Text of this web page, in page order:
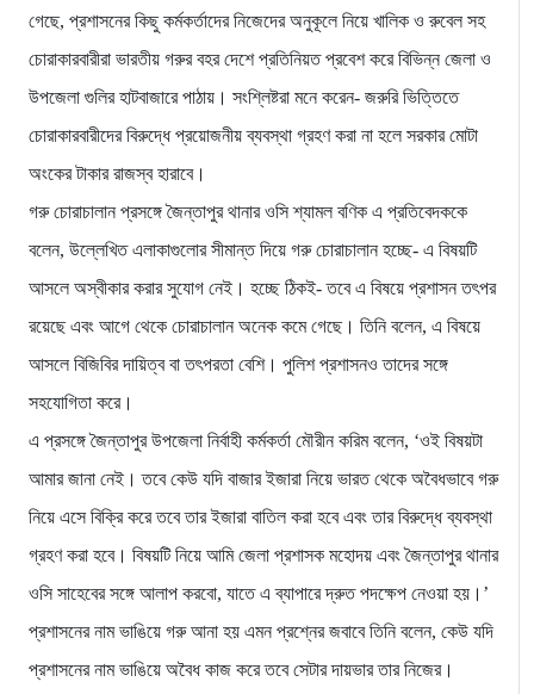
গেছে, প্রশাসনের কিছু কর্মকর্তাদের নিজেদের অনুকূলে নিয়ে খালিক ও রুবেল সহ
চোরাকারবারীরা ভারতীয় গরুর বহর দেশে প্রতিনিয়ত প্রবেশ করে বিভিন্ন জেলা ও
উপজেলা গুলির হাটবাজারে পাঠায়। সংশ্লিষ্টরা মনে করেন- জরুরি ভিত্তিতে
চোরাকারবারীদের বিরুদ্ধে প্রয়োজনীয় ব্যবস্থা গ্রহণ করা না হলে সরকার মোটা
অংকের টাকার রাজস্ব হারাবে।
গরু চোরাচালান প্রসঙ্গে জৈন্তাপুর থানার ওসি শ্যামল বণিক এ প্রতিবেদককে
বলেন, উল্লেখিত এলাকাগুলোর সীমান্ত দিয়ে গরু চোরাচালান হচ্ছে- এ বিষয়টি
আসলে অস্বীকার করার সুযোগ নেই। হচ্ছে ঠিকই- তবে এ বিষয়ে প্রশাসন তৎপর
রয়েছে এবং আগে থেকে চোরাচালান অনেক কমে গেছে। তিনি বলেন, এ বিষয়ে
আসলে বিজিবির দায়িত্ব বা তৎপরতা বেশি। পুলিশ প্রশাসনও তাদের সঙ্গে
সহযোগিতা করে।
এ প্রসঙ্গে জৈন্তাপুর উপজেলা নির্বাহী কর্মকর্তা মৌরীন করিম বলেন, ‘ওই বিষয়টা
আমার জানা নেই। তবে কেউ যদি বাজার ইজারা নিয়ে ভারত থেকে অবৈধভাবে গরু
নিয়ে এসে বিক্রি করে তবে তার ইজারা বাতিল করা হবে এবং তার বিরুদ্ধে ব্যবস্থা
গ্রহণ করা হবে। বিষয়টি নিয়ে আমি জেলা প্রশাসক মহোদয় এবং জৈন্তাপুর থানার
ওসি সাহেবের সঙ্গে আলাপ করবো, যাতে এ ব্যাপারে দ্রুত পদক্ষেপ নেওয়া হয়।’
প্রশাসনের নাম ভাঙিয়ে গরু আনা হয় এমন প্রশ্নের জবাবে তিনি বলেন, কেউ যদি
প্রশাসনের নাম ভাঙিয়ে অবৈধ কাজ করে তবে সেটার দায়ভার তার নিজের।